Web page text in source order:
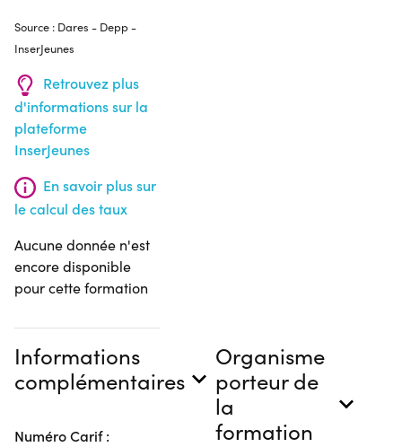
Source : Dares - Depp -
InserJeunes
Retrouvez plus
d'informations sur la
plateforme
InserJeunes
En savoir plus sur
le calcul des taux
Aucune donnée n'est
encore disponible
pour cette formation
Informations
complémentaires
Numéro Carif :
Organisme
porteur de
la
formation